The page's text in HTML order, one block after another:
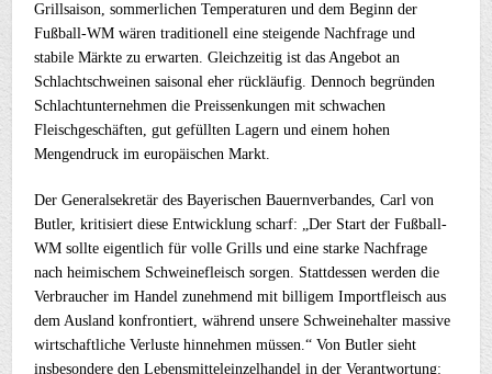
Grillsaison, sommerlichen Temperaturen und dem Beginn der
Fußball-WM wären traditionell eine steigende Nachfrage und
stabile Märkte zu erwarten. Gleichzeitig ist das Angebot an
Schlachtschweinen saisonal eher rückläufig. Dennoch begründen
Schlachtunternehmen die Preissenkungen mit schwachen
Fleischgeschäften, gut gefüllten Lagern und einem hohen
Mengendruck im europäischen Markt.
Der Generalsekretär des Bayerischen Bauernverbandes, Carl von
Butler, kritisiert diese Entwicklung scharf: „Der Start der Fußball-
WM sollte eigentlich für volle Grills und eine starke Nachfrage
nach heimischem Schweinefleisch sorgen. Stattdessen werden die
Verbraucher im Handel zunehmend mit billigem Importfleisch aus
dem Ausland konfrontiert, während unsere Schweinehalter massive
wirtschaftliche Verluste hinnehmen müssen.“ Von Butler sieht
insbesondere den Lebensmitteleinzelhandel in der Verantwortung: